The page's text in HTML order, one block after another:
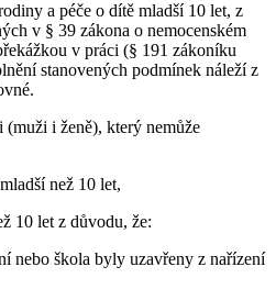
a péče o dítě mladší 10 let, z
v § 39 zákona o nemocenském
v práci (§ 191 zákoníku
stanovených podmínek náleží z
(muži i ženě), který nemůže
než 10 let,
10 let z důvodu, že:
nebo škola byly uzavřeny z nařízení